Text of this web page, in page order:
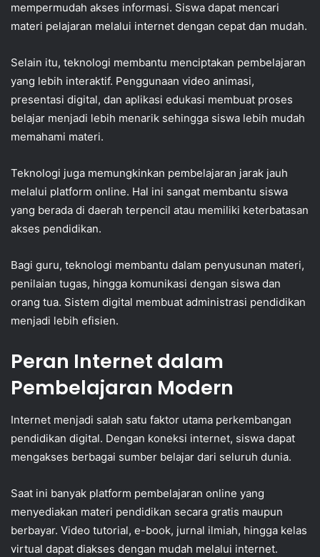
mempermudah akses informasi. Siswa dapat mencari
materi pelajaran melalui internet dengan cepat dan mudah.
Selain itu, teknologi membantu menciptakan pembelajaran
yang lebih interaktif. Penggunaan video animasi,
presentasi digital, dan aplikasi edukasi membuat proses
belajar menjadi lebih menarik sehingga siswa lebih mudah
memahami materi.
Teknologi juga memungkinkan pembelajaran jarak jauh
melalui platform online. Hal ini sangat membantu siswa
yang berada di daerah terpencil atau memiliki keterbatasan
akses pendidikan.
Bagi guru, teknologi membantu dalam penyusunan materi,
penilaian tugas, hingga komunikasi dengan siswa dan
orang tua. Sistem digital membuat administrasi pendidikan
menjadi lebih efisien.
Peran Internet dalam
Pembelajaran Modern
Internet menjadi salah satu faktor utama perkembangan
pendidikan digital. Dengan koneksi internet, siswa dapat
mengakses berbagai sumber belajar dari seluruh dunia.
Saat ini banyak platform pembelajaran online yang
menyediakan materi pendidikan secara gratis maupun
berbayar. Video tutorial, e-book, jurnal ilmiah, hingga kelas
virtual dapat diakses dengan mudah melalui internet.